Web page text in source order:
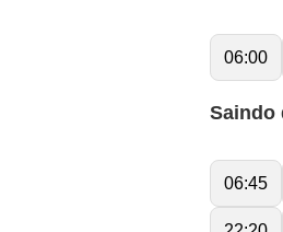
06:00
Saindo
06:45